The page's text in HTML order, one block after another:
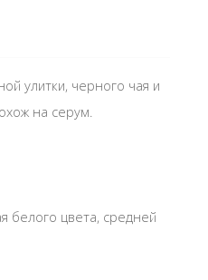
улитки, черного чая и
на серум.
белого цвета, средней